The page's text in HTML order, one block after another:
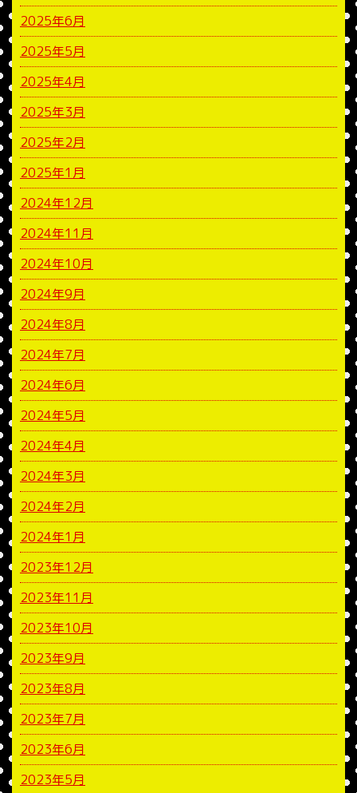
2025年6月
2025年5月
2025年4月
2025年3月
2025年2月
2025年1月
2024年12月
2024年11月
2024年10月
2024年9月
2024年8月
2024年7月
2024年6月
2024年5月
2024年4月
2024年3月
2024年2月
2024年1月
2023年12月
2023年11月
2023年10月
2023年9月
2023年8月
2023年7月
2023年6月
2023年5月